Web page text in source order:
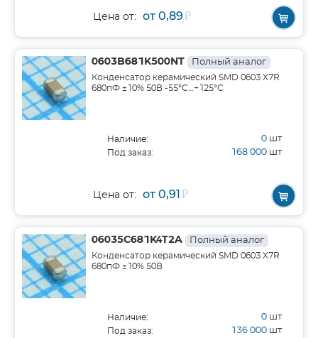
Цена от: от 0,89₽
0603B681K500NT Полный аналог
Конденсатор керамический SMD 0603 X7R
680пФ ±10% 50В -55°С…+125°С
Наличие: 0 шт
Под заказ: 168 000 шт
Цена от: от 0,91₽
06035C681K4T2A Полный аналог
Конденсатор керамический SMD 0603 X7R
680пФ ±10% 50В
Наличие: 0 шт
Под заказ: 136 000 шт